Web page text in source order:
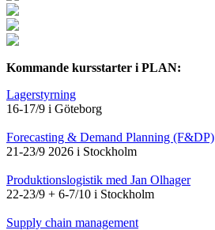
Kommande kursstarter i PLAN:
Lagerstyrning
16-17/9 i Göteborg
Forecasting & Demand Planning (F&DP)
21-23/9 2026 i Stockholm
Produktionslogistik med Jan Olhager
22-23/9 + 6-7/10 i Stockholm
Supply chain management